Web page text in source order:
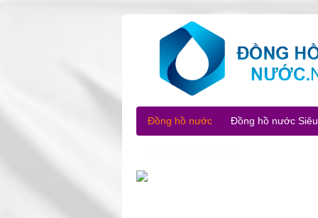
Đồng hồ nước Đồng hồ nước